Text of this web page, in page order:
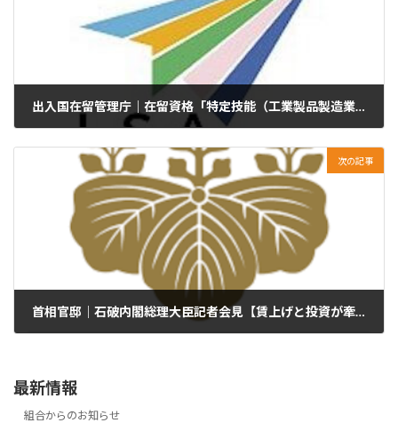
出入国在留管理庁｜在留資格「特定技能（工業製品製造業分野、鉄道分野、林業分野及び木材産業分野に限る。）」に係るオンライン申請について
次の記事
首相官邸｜石破内閣総理大臣記者会見【賃上げと投資が牽引する成長型経済】
最新情報
組合からのお知らせ